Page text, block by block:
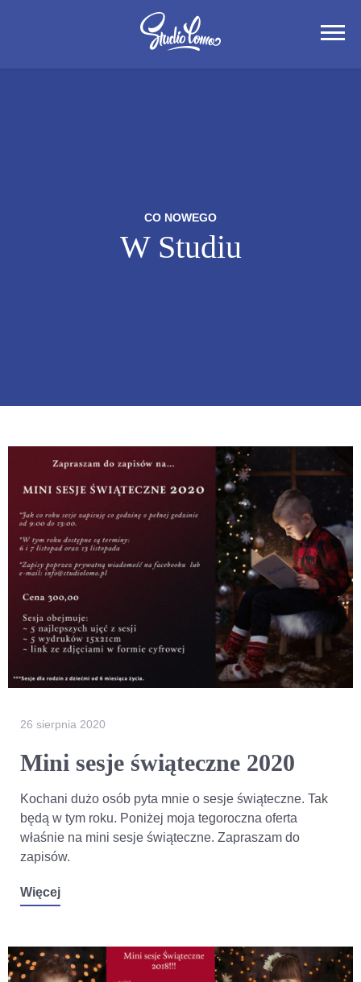
CO NOWEGO
W Studiu
26 sierpnia 2020
Mini sesje świąteczne 2020
Kochani dużo osób pyta mnie o sesje świąteczne. Tak
będą w tym roku. Poniżej moja tegoroczna oferta
właśnie na mini sesje świąteczne. Zapraszam do
zapisów.
Więcej